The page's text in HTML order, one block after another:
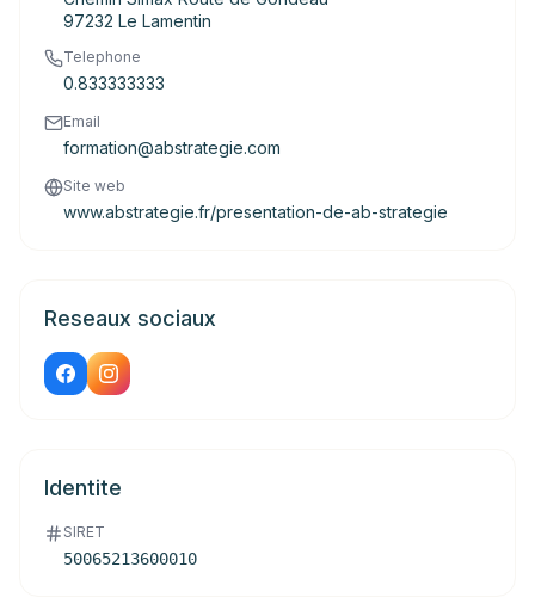
97232 Le Lamentin
Telephone
0.833333333
Email
formation@abstrategie.com
Site web
www.abstrategie.fr/presentation-de-ab-strategie
Reseaux sociaux
Identite
SIRET
50065213600010